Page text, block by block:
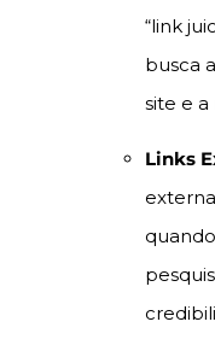
“link
busca
site e
Links